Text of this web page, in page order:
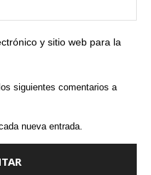
y sitio web para la
siguientes comentarios a
nueva entrada.